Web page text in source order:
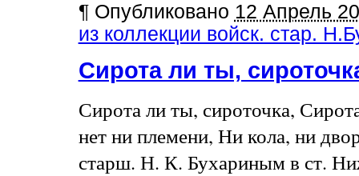
¶ Опубликовано 12 Апрель
из коллекции войск. стар.
Сирота ли ты,
Сирота ли ты, сироточка,
нет ни племени, Ни кола, ни
старш. Н. К. Бухариным в ст.